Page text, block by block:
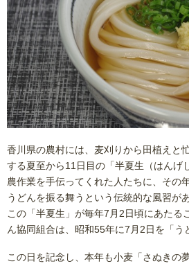
香川県の農村には、麦刈りから田植えと
する夏至から11日目の「半夏生（はんげ
農作業を手伝ってくれた人たちに、その
うどんを振る舞うという伝統的な風習が
この「半夏生」が毎年7月2日頃にあたる
ん協同組合は、昭和55年に7月2日を「う
この日を記念し、本年も小麦「さぬきの